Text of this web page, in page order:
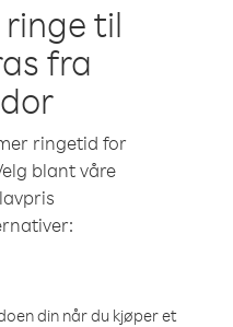
til
fra
ringetid for
blant våre
din når du kjøper et